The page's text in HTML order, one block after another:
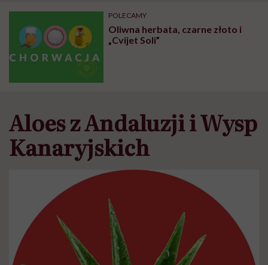
POLECAMY
Oliwna herbata, czarne złoto i
„Cvijet Soli”
Aloes z Andaluzji i Wysp
Kanaryjskich